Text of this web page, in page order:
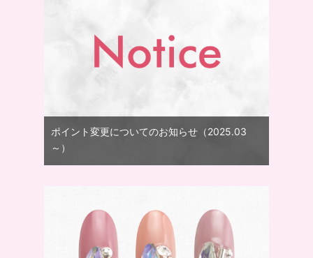
ポイント変更についてのお知らせ（2025.03
～）